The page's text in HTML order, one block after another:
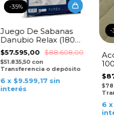
-35%
Juego De Sabanas
Danubio Relax (180
Hilos) - Blanco
$57.595,00 $88.608,00
$51.835,50con
Transferencia o depósito
6 x$9.599,17 sin
interés
-
6